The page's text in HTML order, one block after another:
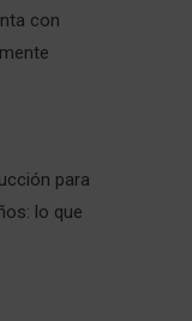
con
para
lo que